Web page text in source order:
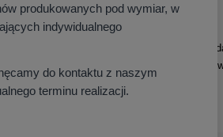
**Gain 1.0** i bardzo szerokim kącie
wyposażono w szeroki, dolny pas
wzroku widzów.
produkowanych pod wymiar, w
indywidualnego
do kontaktu z naszym
terminu realizacji.